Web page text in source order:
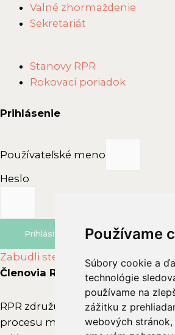
Používame
Súbory cookie a
technológie
používame na
zážitku z
webových
Používame
Súbory cookie a
technológie
používame na
zážitku z
webových
a
d
n
t
r
á
ž
e
j
Valné zhormaždenie
Sekretariát
Main
Menu
Stanovy RPR
Rokovací poriadok
Prihlásenie
Používateľské meno
Heslo
Prihlásiť sa
Zabudli ste heslo?
Členovia RPR
RPR združuje subjekty, ktoré
procesu marketingovej